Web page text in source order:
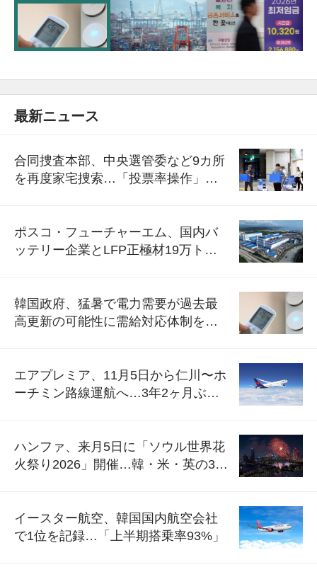
に需給対応体制を点検
最新ニュース
合同捜査本部、中央選管委など9カ所
を再度家宅捜索…「投票率操作」の
ポスコ・フューチャーエム、国内バ
ッテリー企業とLFP正極材19万トン
韓国政府、猛暑で電力需要が過去最
高更新の可能性に需給対応体制を点
エアプレミア、11月5日から仁川〜ホ
ーチミン路線運航へ…3年2ヶ月ぶり
ハンファ、来月5日に「ソウル世界花
火祭り2026」開催…韓・米・英の3カ
イースター航空、韓国国内航空会社
で1位を記録…「上半期搭乗率93%」